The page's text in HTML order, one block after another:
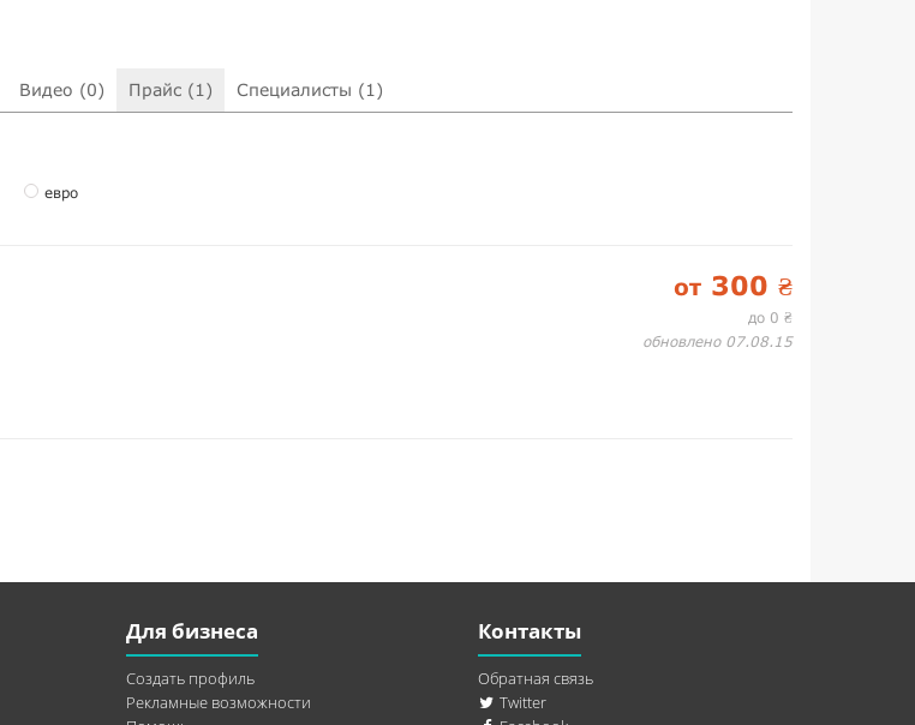
Видео (0) Прайс (1) Специалисты (1)
евро
от 300 ₴
до 0 ₴
обновлено 07.08.15
Для бизнеса
Создать профиль
Рекламные возможности
Контакты
Обратная связь
Twitter